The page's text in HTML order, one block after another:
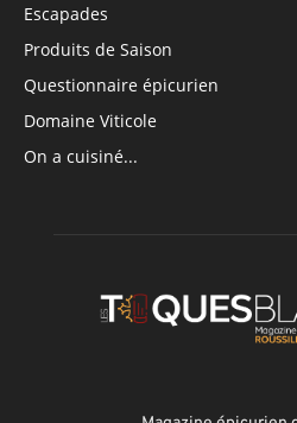
Escapades
Produits de Saison
Questionnaire épicurien
Domaine Viticole
On a cuisiné...